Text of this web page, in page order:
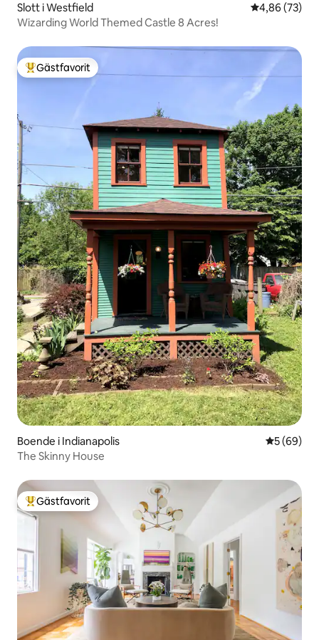
Slott i Westfield 4,86 av 5 i
4,86 (73)
Wizarding World Themed Castle 8 Acres!
Populär gästfavorit
Gästfavorit
Boende i Indianapolis 5 av 5 i
5 (69)
The Skinny House
Populär gästfavorit
Gästfavorit